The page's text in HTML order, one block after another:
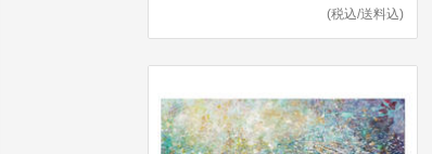
(税込/送料込)